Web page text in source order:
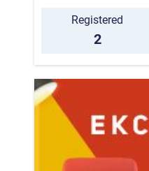
Registered
2